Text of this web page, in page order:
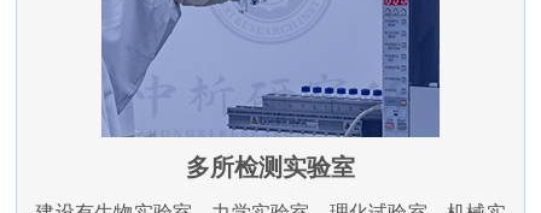
多所检测实验室